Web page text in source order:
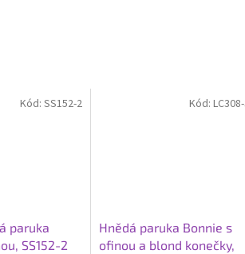
paruka
SS152-2
Kód: SS152-2
Hnědá paruka Bonnie s
ofinou a blond konečky,
Kód: